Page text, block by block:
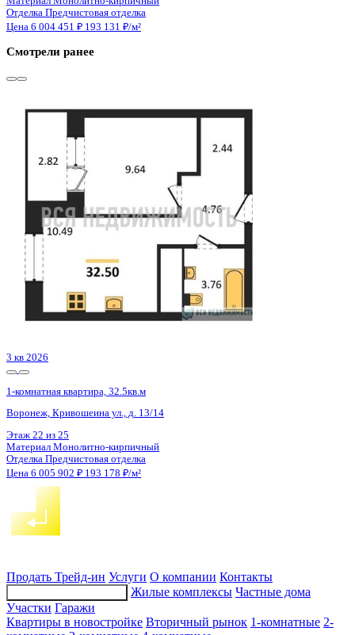
Этаж 9 из 18
Отделка Черновая отделка
2 кв 2030
1-комнатная квартира, 43.39кв.м
Воронеж, Матросова ул., д. 64а
Этаж 2 из 18
Материал
Продать Трейд-ин Услуги О компании Контакты
Жилые комплексы Частные дома
Участки Гаражи
Квартиры в новостройке Вторичный рынок 1-комнатные 2-